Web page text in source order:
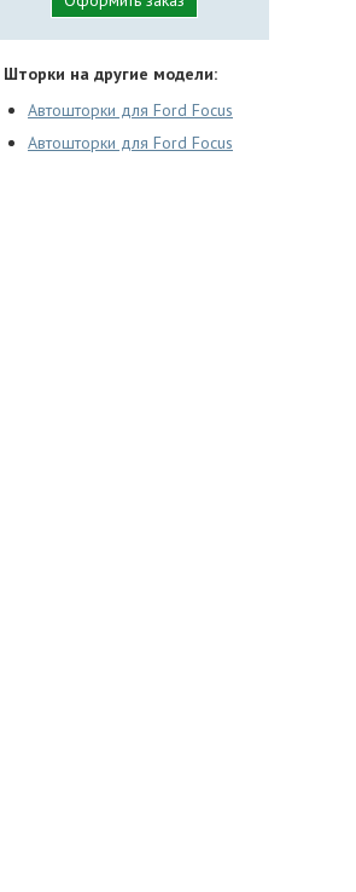
Шторки на другие модели:
Автошторки для Ford Focus
Автошторки для Ford Focus